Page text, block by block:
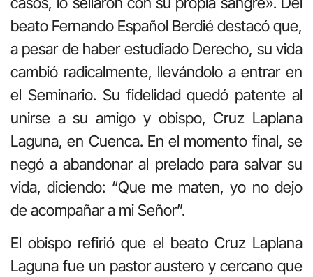
beato Fernando Español Berdié destacó que,
a pesar de haber estudiado Derecho, su vida
cambió radicalmente, llevándolo a entrar en
el Seminario. Su fidelidad quedó patente al
unirse a su amigo y obispo, Cruz Laplana
Laguna, en Cuenca. En el momento final, se
negó a abandonar al prelado para salvar su
vida, diciendo: “Que me maten, yo no dejo
de acompañar a mi Señor”.
El obispo refirió que el beato Cruz Laplana
Laguna fue un pastor austero y cercano que